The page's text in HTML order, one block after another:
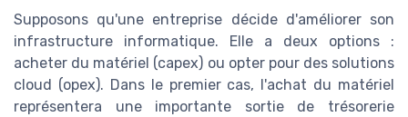
Supposons qu'une entreprise décide d'améliorer son
infrastructure informatique. Elle a deux options :
acheter du matériel (capex) ou opter pour des solutions
cloud (opex). Dans le premier cas, l'achat du matériel
représentera une importante sortie de trésorerie